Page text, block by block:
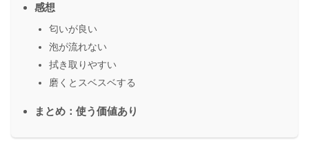
感想
匂いが良い
泡が流れない
拭き取りやすい
磨くとスベスベする
まとめ：使う価値あり